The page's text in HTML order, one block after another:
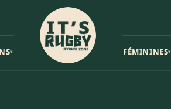
▾ FÉMININES▾